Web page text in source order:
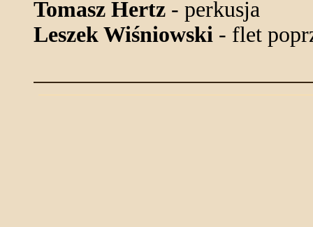
Tomasz Hertz - perkusja
Leszek Wiśniowski - flet